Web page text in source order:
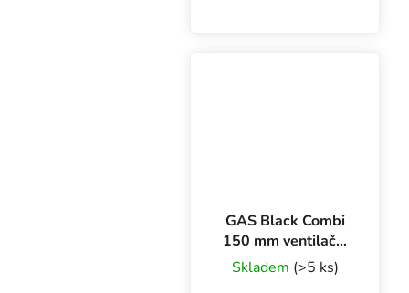
GAS Black Combi
150 mm ventilační
potrubí zpevněné,
box 10 m
Skladem (>5 ks)